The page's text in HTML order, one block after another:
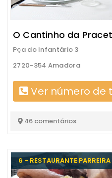
O Cantinho da
Pça do Infantário 3
2720-354 Amadora
Ver número de
46 comentários
6 - RESTAURANTE PARREIRA